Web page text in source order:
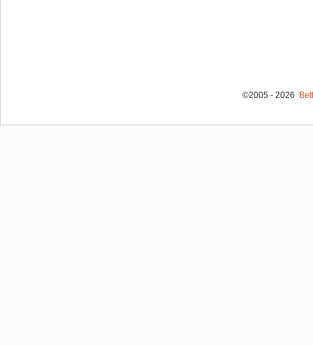
©2005 - 2026